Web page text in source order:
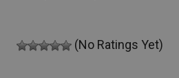
(No Ratings Yet)